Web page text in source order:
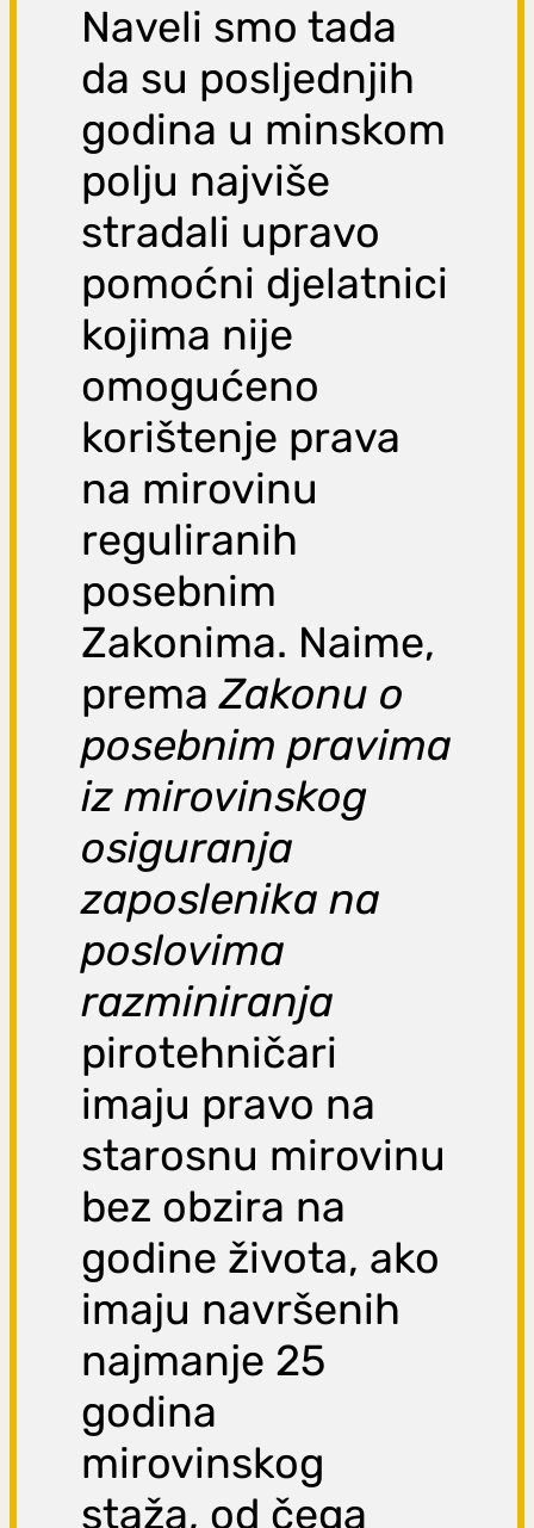
Naveli smo tada
da su posljednjih
godina u minskom
polju najviše
stradali upravo
pomoćni djelatnici
kojima nije
omogućeno
korištenje prava
na mirovinu
reguliranih
posebnim
Zakonima. Naime,
premaZakonu o
posebnim pravima
iz mirovinskog
osiguranja
zaposlenika na
poslovima
razminiranja
pirotehničari
imaju pravo na
starosnu mirovinu
bez obzira na
godine života, ako
imaju navršenih
najmanje 25
godina
mirovinskog
staža, od čega